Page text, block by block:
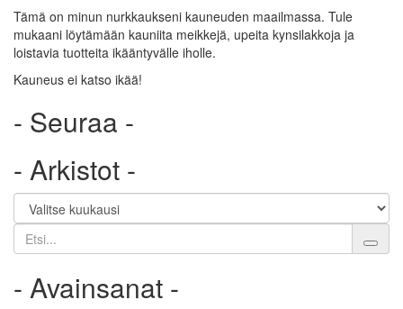
Tämä on minun nurkkaukseni kauneuden maailmassa. Tule
mukaani löytämään kauniita meikkejä, upeita kynsilakkoja ja
loistavia tuotteita ikääntyvälle iholle.
Kauneus ei katso ikää!
- Seuraa -
- Arkistot -
Etsi
- Avainsanat -